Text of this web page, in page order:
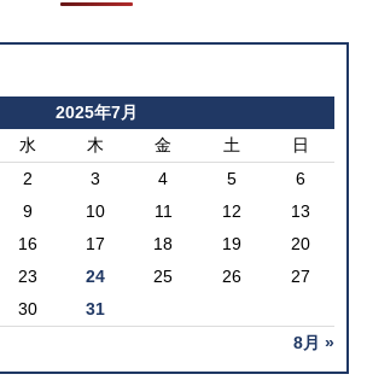
2025年7月
水 木 金 土 日
8月 »
2 3 4 5
6
9 10 11 12
13
16 17 18 19
20
23 24 25 26
27
30 31